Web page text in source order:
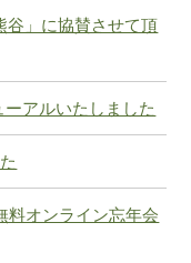
谷」に協賛させて頂
アルいたしました
料オンライン忘年会